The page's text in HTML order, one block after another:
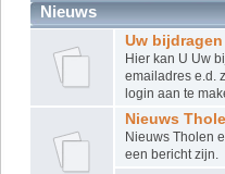
Nieuws
Uw
Hier kan U Uw
emailadres e.d.
login aan te
Nieuws
Nieuws Tholen
een bericht zijn.